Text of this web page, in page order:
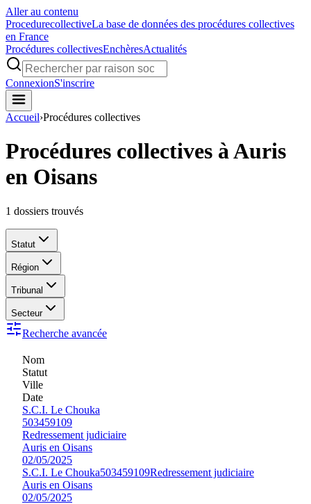
Aller au contenu
ProcedurecollectiveLa base de données des procédures collectives
en France
Procédures collectivesEnchèresActualités
ConnexionS'inscrire
Accueil›Procédures collectives
Procédures collectives à Auris
en Oisans
1 dossiers trouvés
Statut
Région
Tribunal
Secteur
Recherche avancée
Nom
Statut
Ville
Date
S.C.I. Le Chouka
503459109
Redressement judiciaire
Auris en Oisans
02/05/2025
S.C.I. Le Chouka503459109Redressement judiciaire
Auris en Oisans
02/05/2025